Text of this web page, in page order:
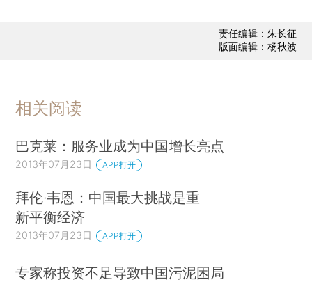
责任编辑：朱长征
版面编辑：杨秋波
相关阅读
巴克莱：服务业成为中国增长亮点
2013年07月23日 APP打开
拜伦·韦恩：中国最大挑战是重
新平衡经济
2013年07月23日 APP打开
专家称投资不足导致中国污泥困局